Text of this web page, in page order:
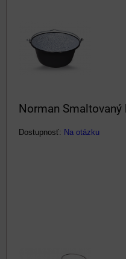
Norman
Dostupnosť: Na otázku